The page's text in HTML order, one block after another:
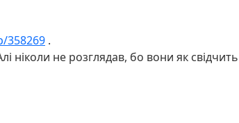
358269 .
ніколи не розглядав, бо вони як